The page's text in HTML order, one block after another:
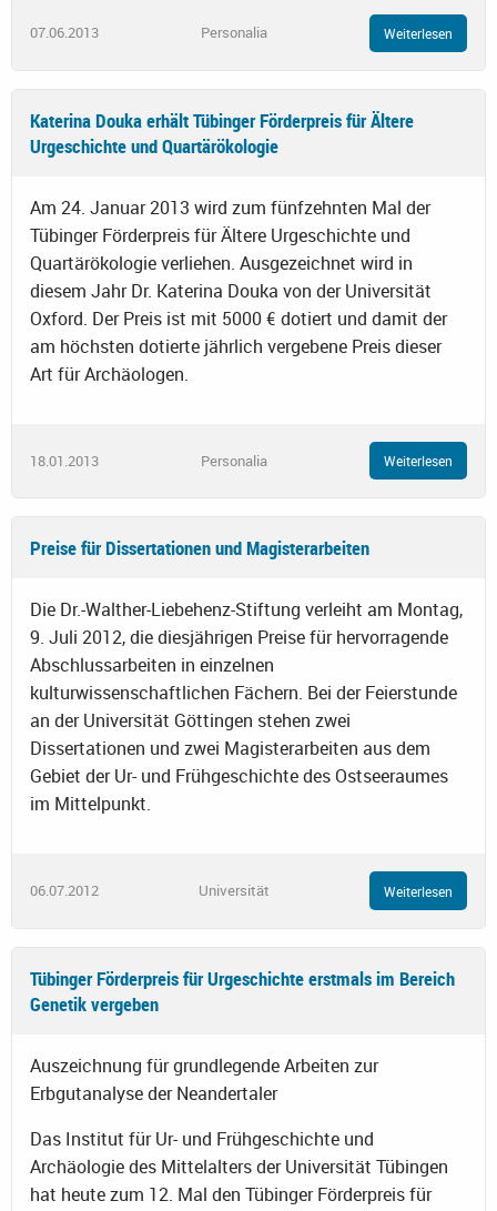
07.06.2013 Personalia Weiterlesen
Katerina Douka erhält Tübinger Förderpreis für Ältere
Urgeschichte und Quartärökologie
Am 24. Januar 2013 wird zum fünfzehnten Mal der
Tübinger Förderpreis für Ältere Urgeschichte und
Quartärökologie verliehen. Ausgezeichnet wird in
diesem Jahr Dr. Katerina Douka von der Universität
Oxford. Der Preis ist mit 5000 € dotiert und damit der
am höchsten dotierte jährlich vergebene Preis dieser
Art für Archäologen.
18.01.2013 Personalia Weiterlesen
Preise für Dissertationen und Magisterarbeiten
Die Dr.-Walther-Liebehenz-Stiftung verleiht am Montag,
9. Juli 2012, die diesjährigen Preise für hervorragende
Abschlussarbeiten in einzelnen
kulturwissenschaftlichen Fächern. Bei der Feierstunde
an der Universität Göttingen stehen zwei
Dissertationen und zwei Magisterarbeiten aus dem
Gebiet der Ur- und Frühgeschichte des Ostseeraumes
im Mittelpunkt.
06.07.2012 Universität Weiterlesen
Tübinger Förderpreis für Urgeschichte erstmals im Bereich
Genetik vergeben
Auszeichnung für grundlegende Arbeiten zur
Erbgutanalyse der Neandertaler
Das Institut für Ur- und Frühgeschichte und
Archäologie des Mittelalters der Universität Tübingen
hat heute zum 12. Mal den Tübinger Förderpreis für